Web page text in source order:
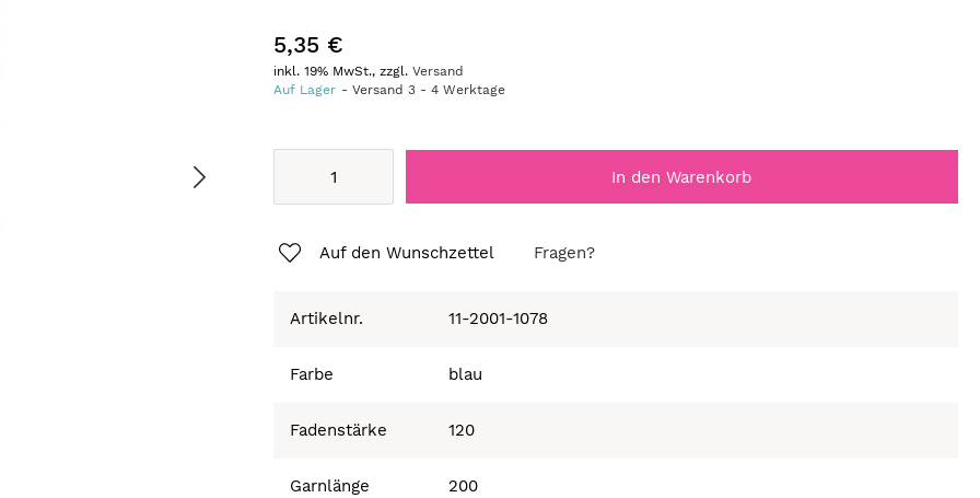
5,35 €
inkl. 19% MwSt., zzgl.Versand
Auf Lager
Versand3 -4 Werktage
In den Warenkorb
Auf den Wunschzettel Fragen?
Artikelnr. 11-2001-1078
Farbe blau
Fadenstärke 120
Garnlänge 200